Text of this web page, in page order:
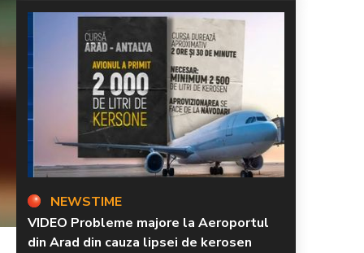
NEWSTIME
VIDEO Probleme majore la Aeroportul
din Arad din cauza lipsei de kerosen